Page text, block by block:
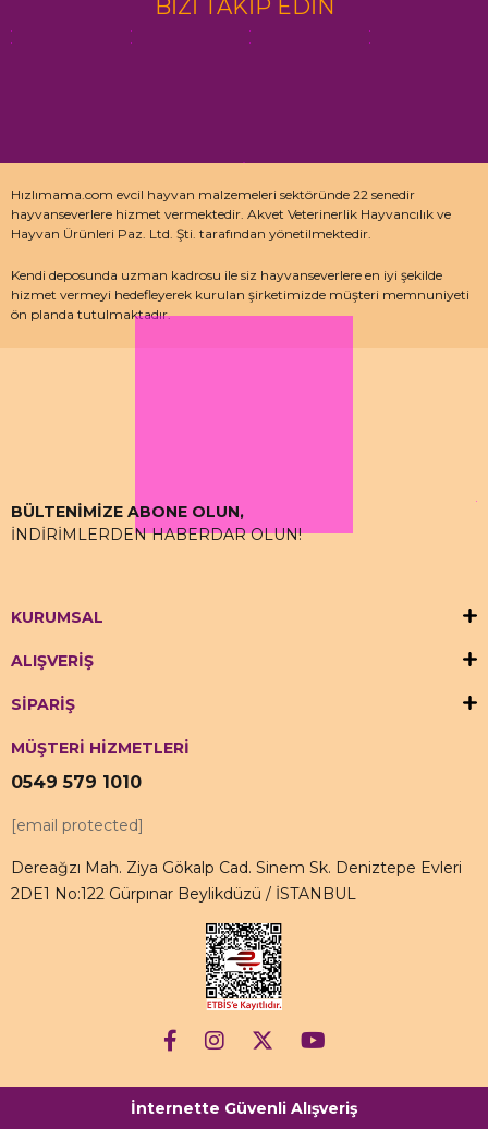
BİZİ TAKİP EDİN
Hızlımama.com evcil hayvan malzemeleri sektöründe 22 senedir
hayvanseverlere hizmet vermektedir. Akvet Veterinerlik Hayvancılık ve
Hayvan Ürünleri Paz. Ltd. Şti. tarafından yönetilmektedir.
Kendi deposunda uzman kadrosu ile siz hayvanseverlere en iyi şekilde
hizmet vermeyi hedefleyerek kurulan şirketimizde müşteri memnuniyeti
ön planda tutulmaktadır.
BÜLTENİMİZE ABONE OLUN,
İNDİRİMLERDEN HABERDAR OLUN!
KURUMSAL
ALIŞVERİŞ
SİPARİŞ
MÜŞTERİ HİZMETLERİ
0549 579 1010
[email protected]
Dereağzı Mah. Ziya Gökalp Cad. Sinem Sk. Deniztepe Evleri
2DE1 No:122 Gürpınar Beylikdüzü / İSTANBUL
İnternette Güvenli Alışveriş